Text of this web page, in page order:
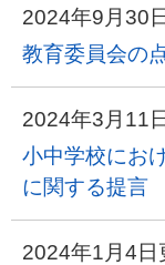
2024年9月30
教育委員会の
2024年3月11
小中学校にお
に関する提言
2024年1月4日